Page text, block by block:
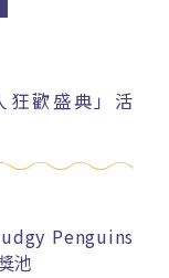
狂歡盛典」活
Penguins
池